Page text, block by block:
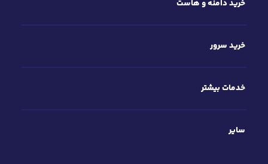
تنظیمات اختصاصی متناسب با پروژه در اختیار
می‌گیرد تا عملکردی پایدار را تجربه کنید.
خرید دامنه و هاست
خرید سرور
خدمات بیشتر
سایر